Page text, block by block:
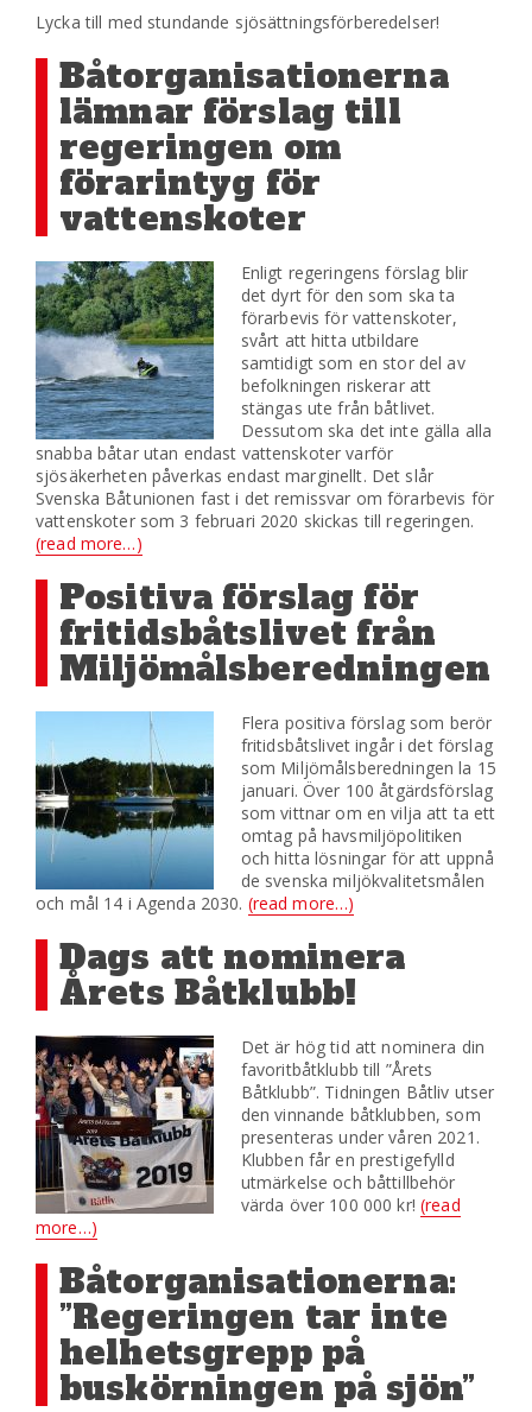
Lycka till med stundande sjösättningsförberedelser!
Båtorganisationerna
lämnar förslag till
regeringen om
förarintyg för
vattenskoter
Enligt regeringens förslag blir
det dyrt för den som ska ta
förarbevis för vattenskoter,
svårt att hitta utbildare
samtidigt som en stor del av
befolkningen riskerar att
stängas ute från båtlivet.
Dessutom ska det inte gälla alla
snabba båtar utan endast vattenskoter varför
sjösäkerheten påverkas endast marginellt. Det slår
Svenska Båtunionen fast i det remissvar om förarbevis för
vattenskoter som 3 februari 2020 skickas till regeringen.
(read more…)
Positiva förslag för
fritidsbåtslivet från
Miljömålsberedningen
Flera positiva förslag som berör
fritidsbåtslivet ingår i det förslag
som Miljömålsberedningen la 15
januari. Över 100 åtgärdsförslag
som vittnar om en vilja att ta ett
omtag på havsmiljöpolitiken
och hitta lösningar för att uppnå
de svenska miljökvalitetsmålen
och mål 14 i Agenda 2030. (read more…)
Dags att nominera
Årets Båtklubb!
Det är hög tid att nominera din
favoritbåtklubb till ”Årets
Båtklubb”. Tidningen Båtliv utser
den vinnande båtklubben, som
presenteras under våren 2021.
Klubben får en prestigefylld
utmärkelse och båttillbehör
värda över 100 000 kr! (read
more…)
Båtorganisationerna:
”Regeringen tar inte
helhetsgrepp på
buskörningen på sjön”